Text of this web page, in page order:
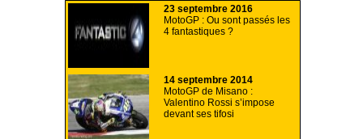
23 septembre 2016
MotoGP : Ou sont passés les
4 fantastiques ?
14 septembre 2014
MotoGP de Misano :
Valentino Rossi s’impose
devant ses tifosi